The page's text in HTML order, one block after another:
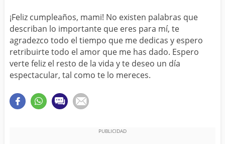
TODAS LAS CATEGORÍAS
¡Feliz cumpleaños, mami! No existen palabras que
describan lo importante que eres para mí, te
agradezco todo el tiempo que me dedicas y espero
retribuirte todo el amor que me has dado. Espero
verte feliz el resto de la vida y te deseo un día
espectacular, tal como te lo mereces.